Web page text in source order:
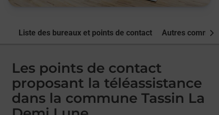
Liste des bureaux et points de contact Autres
Les points de contact
proposant la téléassistance
dans la commune Tassin La